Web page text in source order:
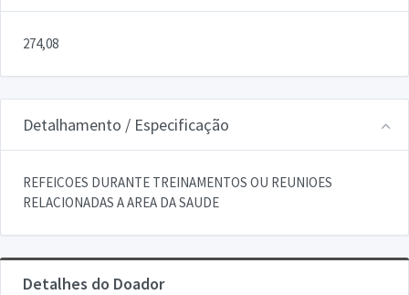
274,08
Detalhamento / Especificação
REFEICOES DURANTE TREINAMENTOS OU REUNIOES
RELACIONADAS A AREA DA SAUDE
Detalhes do Doador